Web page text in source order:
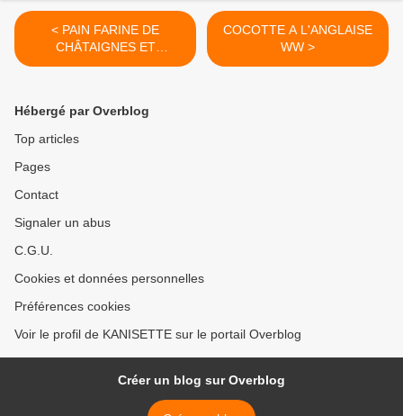
< PAIN FARINE DE
CHÂTAIGNES ET
NOISETTES 2💚💙💜 .
COCOTTE A L'ANGLAISE
WW >
Hébergé par Overblog
Top articles
Pages
Contact
Signaler un abus
C.G.U.
Cookies et données personnelles
Préférences cookies
Voir le profil de KANISETTE sur le portail Overblog
Créer un blog sur Overblog